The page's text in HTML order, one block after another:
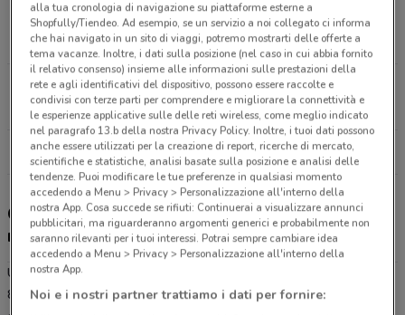
Via Nazionale, 80 Eboli
356 m
CHIUSO
Corso Umberto I, 94/96 Pontecagnano
16 km
CHIUSO
Tutti i negozi Unieuro
Gli sconti del nuovo volantino Unieuro e i
negozi
Unieuro è presente in vari punti della città: lo trovi in Via Nazionale
80 Eboli, Corso Umberto I 94/96 Pontecagnano. Tutti i negozi sono
alla tua cronologia di navigazione su piattaforme esterne a
Shopfully/Tiendeo. Ad esempio, se un servizio a noi collegato ci informa
che hai navigato in un sito di viaggi, potremo mostrarti delle offerte a
tema vacanze. Inoltre, i dati sulla posizione (nel caso in cui abbia fornito
il relativo consenso) insieme alle informazioni sulle prestazioni della
rete e agli identificativi del dispositivo, possono essere raccolte e
condivisi con terze parti per comprendere e migliorare la connettività e
le esperienze applicative sulle delle reti wireless, come meglio indicato
nel paragrafo 13.b della nostra Privacy Policy. Inoltre, i tuoi dati possono
anche essere utilizzati per la creazione di report, ricerche di mercato,
scientifiche e statistiche, analisi basate sulla posizione e analisi delle
tendenze. Puoi modificare le tue preferenze in qualsiasi momento
accedendo a Menu > Privacy > Personalizzazione all'interno della
nostra App. Cosa succede se rifiuti: Continuerai a visualizzare annunci
pubblicitari, ma riguarderanno argomenti generici e probabilmente non
saranno rilevanti per i tuoi interessi. Potrai sempre cambiare idea
accedendo a Menu > Privacy > Personalizzazione all'interno della
nostra App.
Noi e i nostri partner trattiamo i dati per fornire: